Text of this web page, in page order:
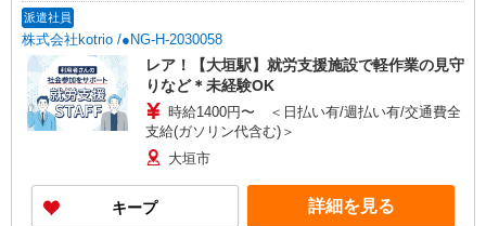
派遣社員
株式会社kotrio /●NG-H-2030058
レア！【大垣駅】就労支援施設で軽作業の見守
りなど＊未経験OK
時給1400円〜 ＜日払い有/週払い有/交通費全
支給(ガソリン代含む)＞
大垣市
キープ 詳細を見る